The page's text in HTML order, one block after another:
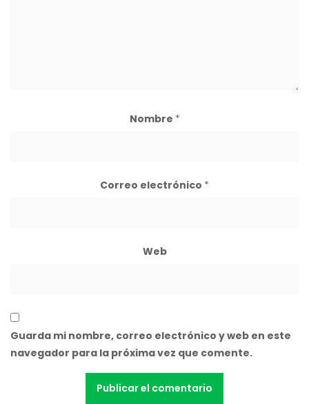
Nombre *
Correo electrónico *
Web
Guarda mi nombre, correo electrónico y web en este
navegador para la próxima vez que comente.